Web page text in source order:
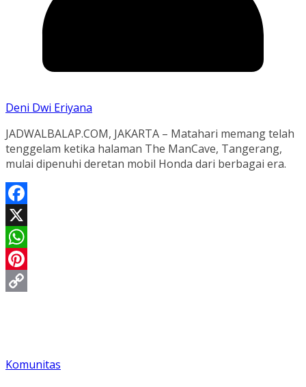
Deni Dwi Eriyana
JADWALBALAP.COM, JAKARTA – Matahari memang telah
tenggelam ketika halaman The ManCave, Tangerang,
mulai dipenuhi deretan mobil Honda dari berbagai era.
Facebook
X
WhatsApp
Pinterest
Komunitas